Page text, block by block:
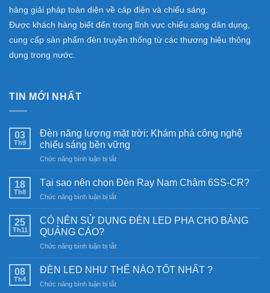
hàng giải pháp toàn diện về cáp điện và chiếu sáng.
Được khách hàng biết đến trong lĩnh vực chiếu sáng dân dụng,
cung cấp sản phẩm đèn truyền thống từ các thương hiệu thông
dụng trong nước.
TIN MỚI NHẤT
03
Th9
Đèn năng lượng mặt trời: Khám phá công nghệ
chiếu sáng bền vững
Chức năng bình luận bị tắtở
năng
mặt
Khám
nghệ
sáng
18
Th8
Tại sao nên chọn Đèn Ray Nam Châm 6SS-CR?
Chức năng bình luận bị tắtở
sao
Đèn
Nam
6SS-
25
Th11
CÓ NÊN SỬ DỤNG ĐÈN LED PHA CHO BẢNG
QUẢNG CÁO?
Chức năng bình luận bị tắtở
NÊN
DỤNG
08
Th4
ĐÈN LED NHƯ THẾ NÀO TỐT NHẤT ?
Chức năng bình luận bị tắtở